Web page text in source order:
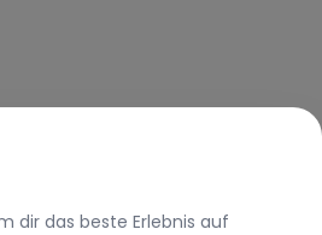
dir das beste Erlebnis auf